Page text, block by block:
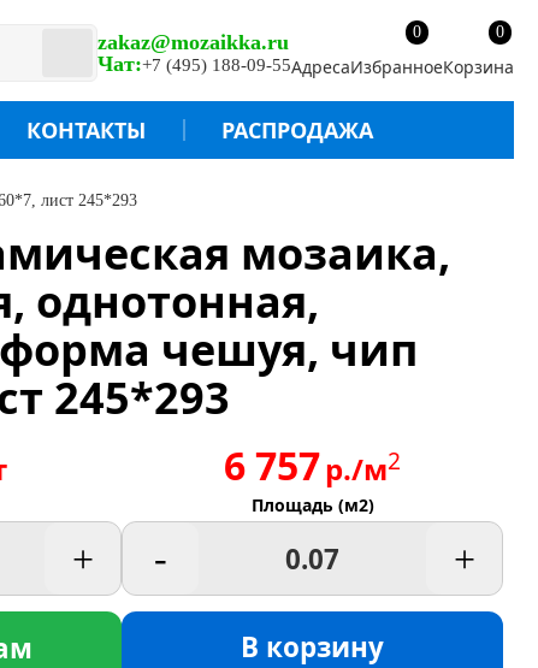
zakaz@mozaikka.ru
Чат:+7 (495) 188-09-55Адреса
0
ИзбранноеКорзина
0
КОНТАКТЫ РАСПРОДАЖА
лист 245*293
мозаика,
однотонная,
чешуя, чип
245*293
+
6 757р./м2
Площадь (м2)
- +
В корзину